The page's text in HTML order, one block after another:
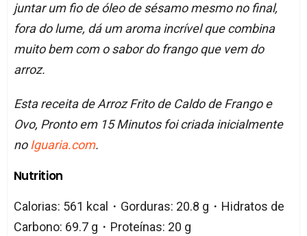
juntar um fio de óleo de sésamo mesmo no final,
fora do lume, dá um aroma incrível que combina
muito bem com o sabor do frango que vem do
arroz.
Esta receita de Arroz Frito de Caldo de Frango e
Ovo, Pronto em 15 Minutos foi criada inicialmente
no Iguaria.com.
Nutrition
Calorias: 561 kcal・Gorduras: 20.8 g・Hidratos de
Carbono: 69.7 g・Proteínas: 20 g